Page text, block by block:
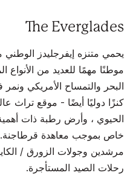
The Everglades
يحمي متنزه إيفرجليدز الوطني
موطنًا مهمًا للعديد من
البحر والتمساح الأمريكي ونمر
كنزًا دوليًا أيضًا - موقع تراث
الحيوي ، وأرض رطبة ذات
خاص بموجب معاهدة قرطاجنة.
مرشدين وجولات الزورق /
رحلات الصيد المستأجرة.